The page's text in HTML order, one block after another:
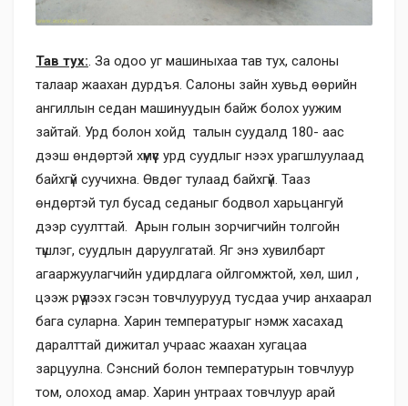
Тав тух: . За одоо уг машиныхаа тав тух, салоны
талаар жаахан дурдъя. Салоны зайн хувьд өөрийн
ангиллын седан машинуудын байж болох уужим
зайтай. Урд болон хойд талын суудалд 180- аас
дээш өндөртэй хүмүүс урд суудлыг нээх урагшлуулаад
байхгүй суучихна. Өвдөг тулаад байхгүй. Тааз
өндөртэй тул бусад седаныг бодвол харьцангуй
дээр суулттай. Арын голын зорчигчийн толгойн
түшлэг, суудлын даруулгатай. Яг энэ хувилбарт
агааржуулагчийн удирдлага ойлгомжтой, хөл, шил ,
цээж рүү үлээх гэсэн товчлуурууд тусдаа учир анхаарал
бага суларна. Харин температурыг нэмж хасахад
даралттай дижитал учраас жаахан хугацаа
зарцуулна. Сэнсний болон температурын товчлуур
том, олоход амар. Харин унтраах товчлуур арай